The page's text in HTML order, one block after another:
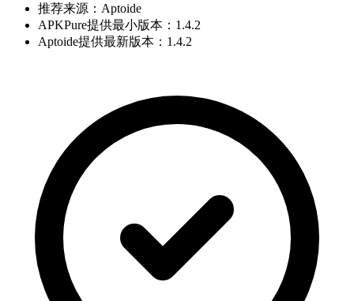
推荐来源：Aptoide
APKPure提供最小版本：1.4.2
Aptoide提供最新版本：1.4.2